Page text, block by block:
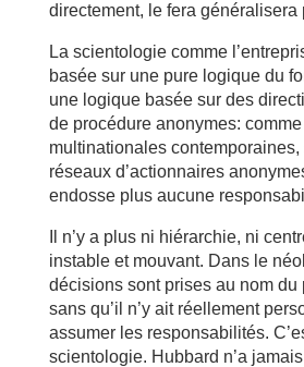
directement, le fera généralisera
La scientologie comme
basée sur une pure logique du
une logique basée sur des
de procédure anonymes:
multinationales
réseaux d’actionnaires
endosse plus aucune
Il n’y a plus ni hiérarchie, ni
instable et mouvant. Dans le
décisions sont prises au nom du
sans qu’il n’y ait réellement
assumer les responsabilités.
scientologie. Hubbard n’a